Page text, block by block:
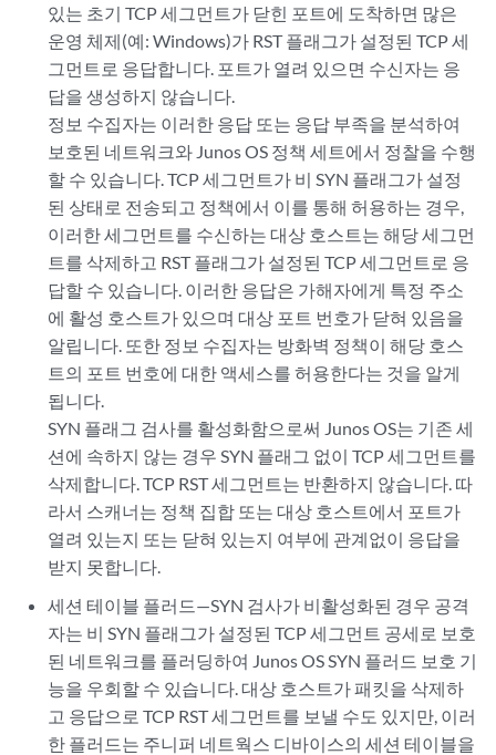
있는 초기 TCP 세그먼트가 닫힌 포트에 도착하면 많은
운영 체제(예: Windows)가 RST 플래그가 설정된 TCP 세
그먼트로 응답합니다. 포트가 열려 있으면 수신자는 응
답을 생성하지 않습니다.
정보 수집자는 이러한 응답 또는 응답 부족을 분석하여
보호된 네트워크와 Junos OS 정책 세트에서 정찰을 수행
할 수 있습니다. TCP 세그먼트가 비 SYN 플래그가 설정
된 상태로 전송되고 정책에서 이를 통해 허용하는 경우,
이러한 세그먼트를 수신하는 대상 호스트는 해당 세그먼
트를 삭제하고 RST 플래그가 설정된 TCP 세그먼트로 응
답할 수 있습니다. 이러한 응답은 가해자에게 특정 주소
에 활성 호스트가 있으며 대상 포트 번호가 닫혀 있음을
알립니다. 또한 정보 수집자는 방화벽 정책이 해당 호스
트의 포트 번호에 대한 액세스를 허용한다는 것을 알게
됩니다.
SYN 플래그 검사를 활성화함으로써 Junos OS는 기존 세
션에 속하지 않는 경우 SYN 플래그 없이 TCP 세그먼트를
삭제합니다. TCP RST 세그먼트는 반환하지 않습니다. 따
라서 스캐너는 정책 집합 또는 대상 호스트에서 포트가
열려 있는지 또는 닫혀 있는지 여부에 관계없이 응답을
받지 못합니다.
세션 테이블 플러드—SYN 검사가 비활성화된 경우 공격
자는 비 SYN 플래그가 설정된 TCP 세그먼트 공세로 보호
된 네트워크를 플러딩하여 Junos OS SYN 플러드 보호 기
능을 우회할 수 있습니다. 대상 호스트가 패킷을 삭제하
고 응답으로 TCP RST 세그먼트를 보낼 수도 있지만, 이러
한 플러드는 주니퍼 네트웍스 디바이스의 세션 테이블을